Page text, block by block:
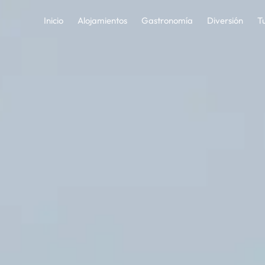
Guía Turística de La
Inicio Alojamientos Gastronomía Diversión